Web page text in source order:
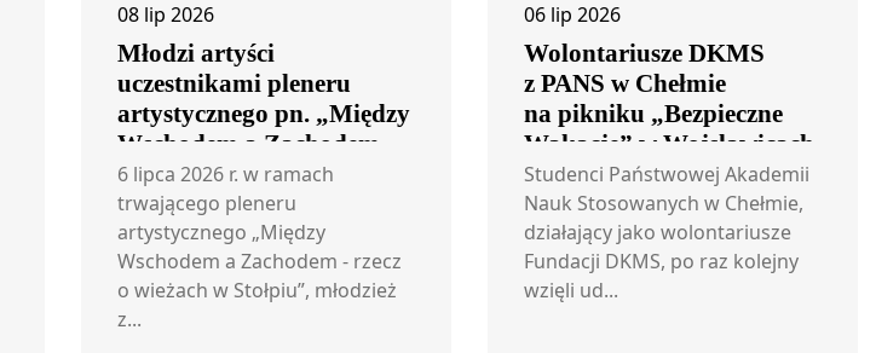
08 lip 2026
Młodzi artyści
uczestnikami pleneru
artystycznego pn. „Między
Wschodem a Zachodem –
rzecz o wieżach w Stołpiu”
6 lipca 2026 r. w ramach
trwającego pleneru
artystycznego „Między
Wschodem a Zachodem - rzecz
o wieżach w Stołpiu”, młodzież
z...
06 lip 2026
Wolontariusze DKMS
z PANS w Chełmie
na pikniku „Bezpieczne
Wakacje” w Wojsławicach
Studenci Państwowej Akademii
Nauk Stosowanych w Chełmie,
działający jako wolontariusze
Fundacji DKMS, po raz kolejny
wzięli ud...